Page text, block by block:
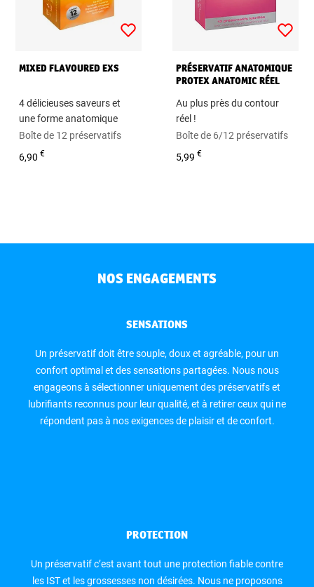
MIXED FLAVOURED EXS
4 délicieuses saveurs et
une forme anatomique
Boîte de 12 préservatifs
6,90€
PRÉSERVATIF ANATOMIQUE
PROTEX ANATOMIC RÉEL
Au plus près du contour
réel !
Boîte de 6/12 préservatifs
5,99€
NOS ENGAGEMENTS
SENSATIONS
Un préservatif doit être souple, doux et agréable, pour un
confort optimal et des sensations partagées. Nous nous
engageons à sélectionner uniquement des préservatifs et
lubrifiants reconnus pour leur qualité, et à retirer ceux qui ne
répondent pas à nos exigences de plaisir et de confort.
PROTECTION
Un préservatif c’est avant tout une protection fiable contre
les IST et les grossesses non désirées. Nous ne proposons